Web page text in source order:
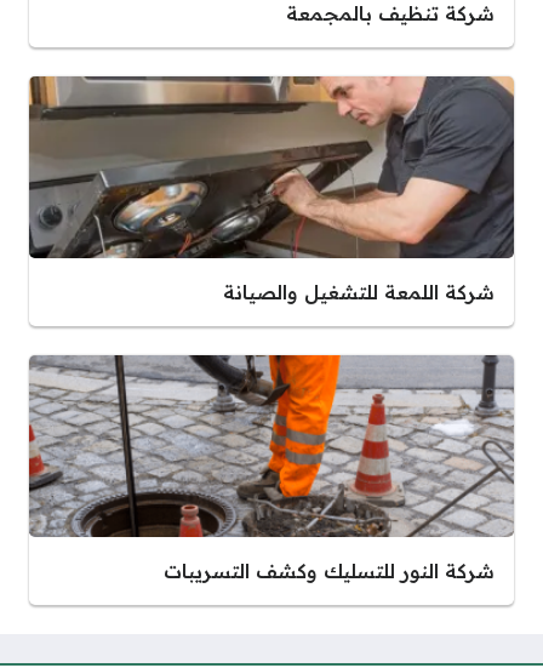
شركة تنظيف بالمجمعة
شركة اللمعة للتشغيل والصيانة
شركة النور للتسليك وكشف التسريبات